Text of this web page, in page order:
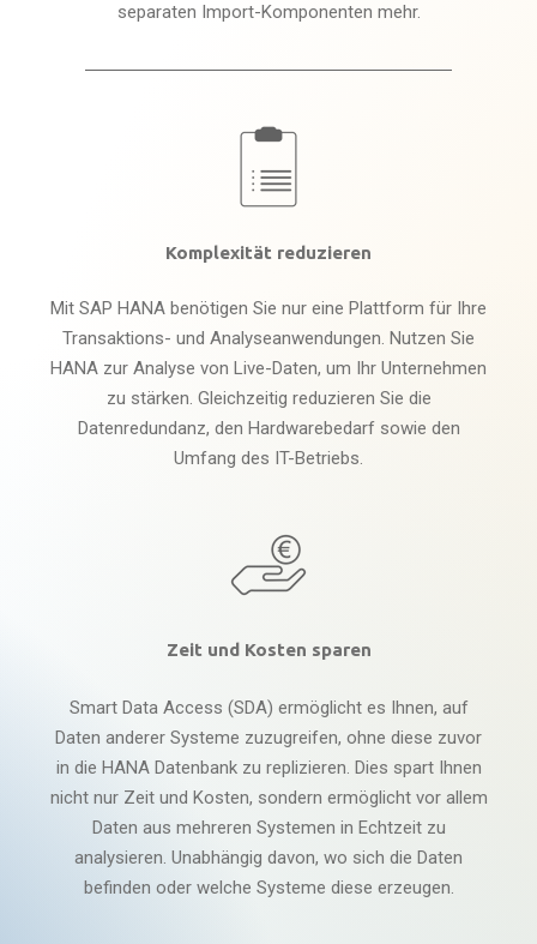
separaten Import-Komponenten mehr.
Komplexität reduzieren
Mit SAP HANA benötigen Sie nur eine Plattform für Ihre
Transaktions- und Analyseanwendungen. Nutzen Sie
HANA zur Analyse von Live-Daten, um Ihr Unternehmen
zu stärken. Gleichzeitig reduzieren Sie die
Datenredundanz, den Hardwarebedarf sowie den
Umfang des IT-Betriebs.
Zeit und Kosten sparen
Smart Data Access (SDA) ermöglicht es Ihnen, auf
Daten anderer Systeme zuzugreifen, ohne diese zuvor
in die HANA Datenbank zu replizieren. Dies spart Ihnen
nicht nur Zeit und Kosten, sondern ermöglicht vor allem
Daten aus mehreren Systemen in Echtzeit zu
analysieren. Unabhängig davon, wo sich die Daten
befinden oder welche Systeme diese erzeugen.